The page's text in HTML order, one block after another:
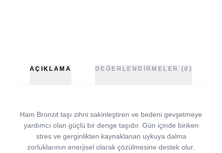
AÇIKLAMA DEĞERLENDIRMELER (0)
Ham Bronzit taşı zihni sakinleştiren ve bedeni gevşetmeye
yardımcı olan güçlü bir denge taşıdır. Gün içinde biriken
stres ve gerginlikten kaynaklanan uykuya dalma
zorluklarının enerjisel olarak çözülmesine destek olur.